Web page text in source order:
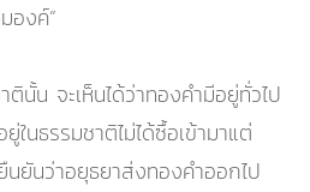
องค์”
นั้น จะเห็นได้ว่าทองคำมีอยู่ทั่วไป
ในธรรมชาติไม่ได้ซื้อเข้ามาแต่
นยันว่าอยุธยาส่งทองคำออกไป